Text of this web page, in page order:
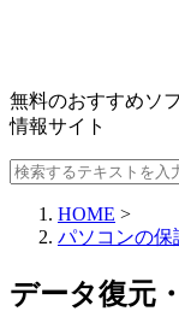
無料のおすすめソ
情報サイト
HOME >
パソコンの保
データ復元